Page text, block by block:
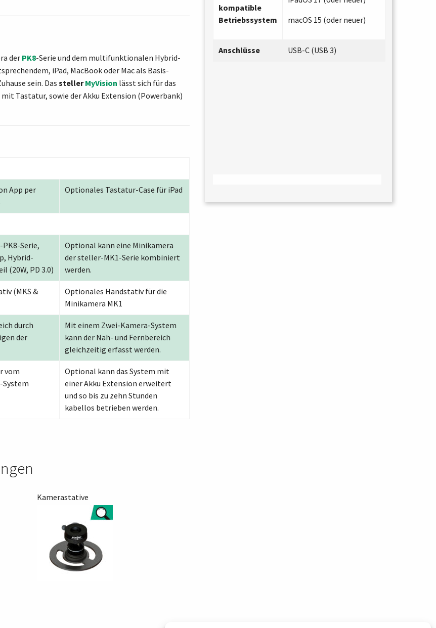
der PK8-Serie und dem multifunktionalen Hybrid-
iPad, MacBook oder Mac als Basis-
sein. Das stellerMyVision lässt sich für das
Tastatur, sowie der Akku Extension (Powerbank)
App per
Optionales Tastatur-Case für iPad
Serie,
Hybrid-
(20W, PD 3.0)
Optional kann eine Minikamera
der steller-MK1-Serie kombiniert
werden.
(MKS &
Optionales Handstativ für die
Minikamera MK1
durch
der
Mit einem Zwei-Kamera-System
kann der Nah- und Fernbereich
gleichzeitig erfasst werden.
vom
System
Optional kann das System mit
einer Akku Extension erweitert
und so bis zu zehn Stunden
kabellos betrieben werden.
kompatible
Betriebssystem
macOS 15 (oder neuer)
Anschlüsse USB-C (USB 3)
Kamerastative